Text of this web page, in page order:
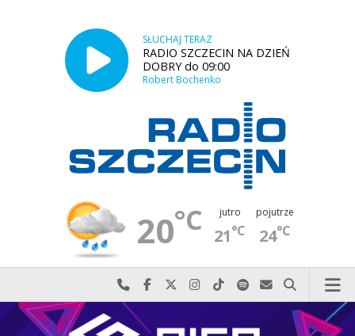
SŁUCHAJ TERAZ
RADIO SZCZECIN NA DZIEŃ
DOBRY do 09:00
Robert Bochenko
20°C jutro
21°C
pojutrze
24°C
Najlepiej po prostu do nas zadzwoń
Odwiedź nas na Facebook-u
Odwiedź nas na X
Odwiedź nas na Instagram-ie
Odwiedź nas na TikTok-u
Szukaj nas na Spotify
Wyślij do nas
Szukaj